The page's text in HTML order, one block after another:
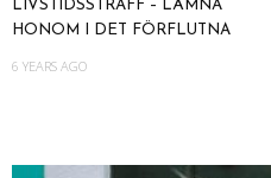
LIVSTIDSSTRAFF – LÄMNA
HONOM I DET FÖRFLUTNA
6 YEARS AGO